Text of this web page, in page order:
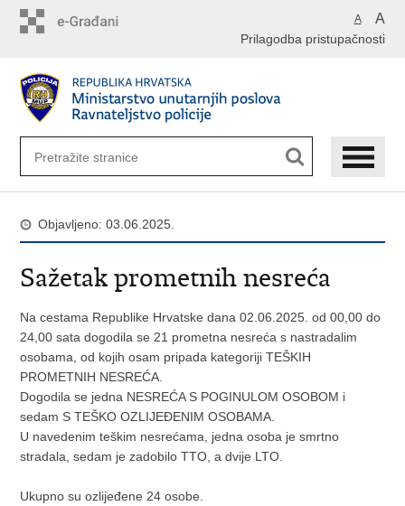
A A
Prilagodba pristupačnosti
Objavljeno: 03.06.2025.
Sažetak prometnih nesreća
Na cestama Republike Hrvatske dana 02.06.2025. od 00,00 do
24,00 sata dogodila se 21 prometna nesreća s nastradalim
osobama, od kojih osam pripada kategoriji TEŠKIH
PROMETNIH NESREĆA.
Dogodila se jedna NESREĆA S POGINULOM OSOBOM i
sedam S TEŠKO OZLIJEĐENIM OSOBAMA.
U navedenim teškim nesrećama, jedna osoba je smrtno
stradala, sedam je zadobilo TTO, a dvije LTO.
Ukupno su ozlijeđene 24 osobe.